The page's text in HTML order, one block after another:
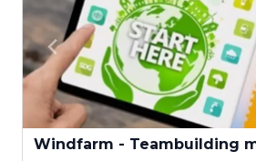
Windfarm - Teambuilding